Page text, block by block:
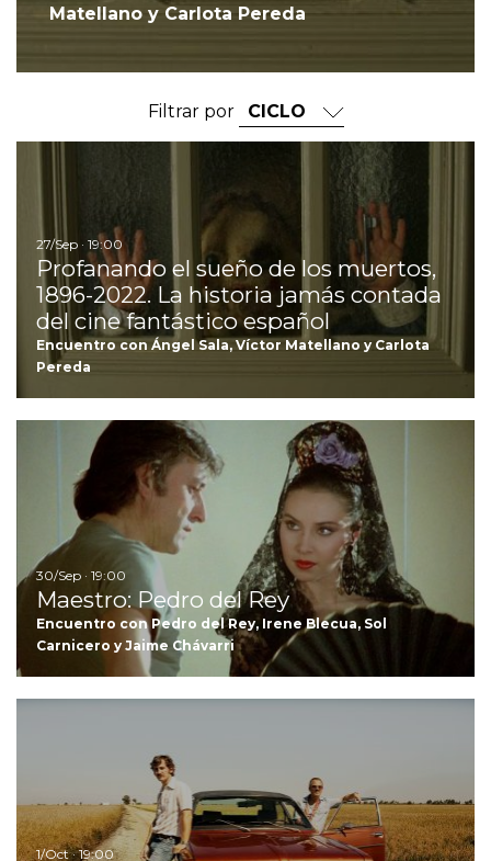
Matellano y Carlota Pereda
Filtrar por
27/Sep · 19:00
Profanando el sueño de los muertos,
1896-2022. La historia jamás contada
del cine fantástico español
Encuentro con Ángel Sala, Víctor Matellano y Carlota
Pereda
30/Sep · 19:00
Maestro: Pedro del Rey
Encuentro con Pedro del Rey, Irene Blecua, Sol
Carnicero y Jaime Chávarri
1/Oct · 19:00